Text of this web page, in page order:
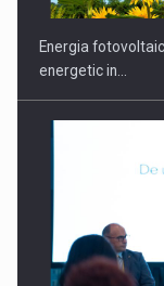
Energia
energetic in…